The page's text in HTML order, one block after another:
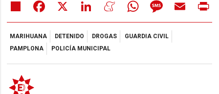
Share Facebook LinkedIn MeneameWhatsAppMessageEmail
MARIHUANA DETENIDO DROGAS
GUARDIA CIVIL
PAMPLONA
POLICÍA MUNICIPAL